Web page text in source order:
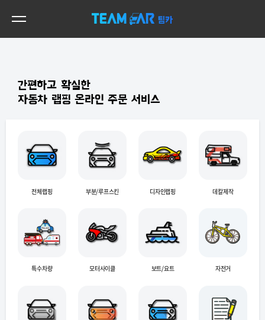
메뉴
간편하고 확실한
자동차 랩핑 온라인 주문 서비스
전체랩핑 부분/루프스킨 디자인랩핑 데칼제작
특수차량 모터사이클 보트/요트 자전거